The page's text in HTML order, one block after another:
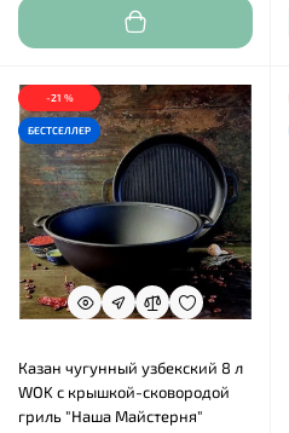
-21 %
БЕСТСЕЛЛЕР
Казан чугунный узбекский 8 л
WOK с крышкой-сковородой
гриль "Наша Майстерня"